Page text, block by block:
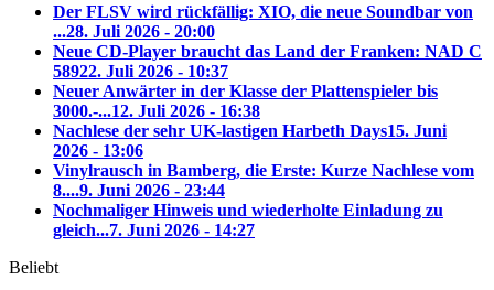
Der FLSV wird rückfällig: XIO, die neue Soundbar von
...28. Juli 2026 - 20:00
Neue CD-Player braucht das Land der Franken: NAD C
58922. Juli 2026 - 10:37
Neuer Anwärter in der Klasse der Plattenspieler bis
3000.-...12. Juli 2026 - 16:38
Nachlese der sehr UK-lastigen Harbeth Days15. Juni
2026 - 13:06
Vinylrausch in Bamberg, die Erste: Kurze Nachlese vom
8....9. Juni 2026 - 23:44
Nochmaliger Hinweis und wiederholte Einladung zu
gleich...7. Juni 2026 - 14:27
Beliebt